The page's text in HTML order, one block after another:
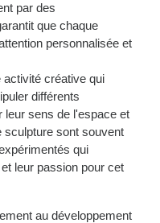
par des
que chaque
personnalisée et
activité créative qui
différents
leur sens de l'espace et
sculpture sont souvent
qui
leur passion pour cet
au développement